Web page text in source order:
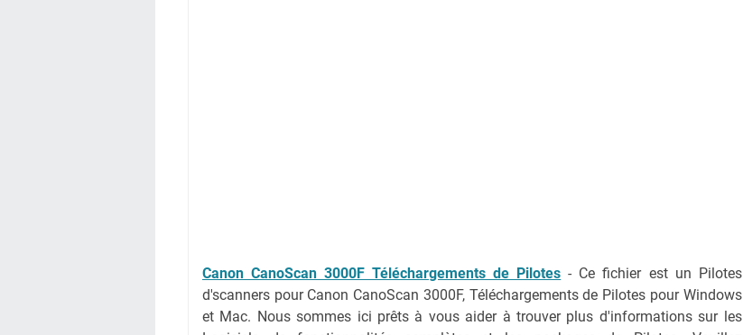
Canon CanoScan 3000F Téléchargements de Pilotes - Ce fichier est un Pilotes
d'scanners pour Canon CanoScan 3000F, Téléchargements de Pilotes pour Windows
et Mac. Nous sommes ici prêts à vous aider à trouver plus d'informations sur les